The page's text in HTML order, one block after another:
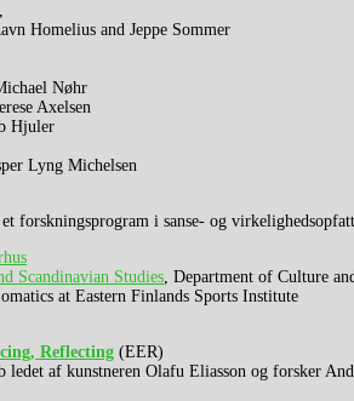
Homelius and Jeppe Sommer
Nøhr
Axelsen
Hjuler
Lyng Michelsen
forskningsprogram i sanse- og
Scandinavian Studies, Department of Culture
at Eastern Finlands Sports Institute
Reflecting (EER)
ledet af kunstneren Olafu Eliasson og forsker